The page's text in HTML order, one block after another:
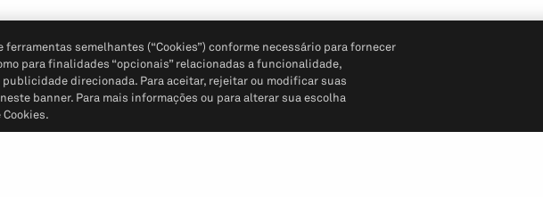
semelhantes (“Cookies”) conforme necessário para fornecer
para finalidades “opcionais” relacionadas a funcionalidade,
direcionada. Para aceitar, rejeitar ou modificar suas
banner. Para mais informações ou para alterar sua escolha